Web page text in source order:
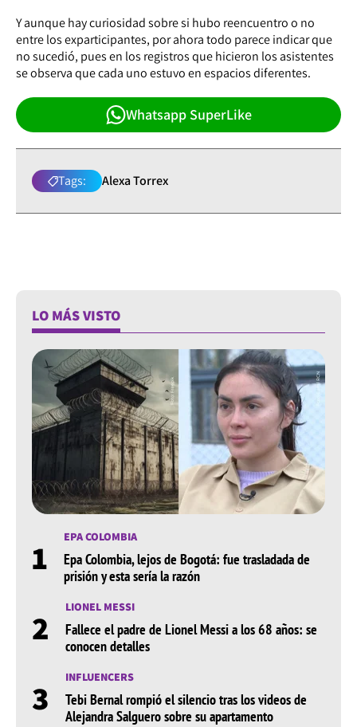
Y aunque hay curiosidad sobre si hubo reencuentro o no
entre los exparticipantes, por ahora todo parece indicar que
no sucedió, pues en los registros que hicieron los asistentes
se observa que cada uno estuvo en espacios diferentes.
Whatsapp SuperLike
Tags: Alexa Torrex
LO MÁS VISTO
1 EPA COLOMBIA
Epa Colombia, lejos de Bogotá: fue trasladada de
prisión y esta sería la razón
2 LIONEL MESSI
Fallece el padre de Lionel Messi a los 68 años: se
conocen detalles
3 INFLUENCERS
Tebi Bernal rompió el silencio tras los videos de
Alejandra Salguero sobre su apartamento